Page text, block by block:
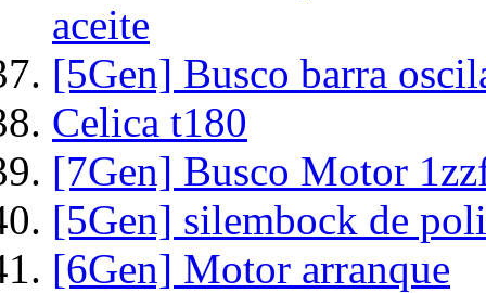
aceite
[5Gen] Busco barra
Celica t180
[7Gen] Busco Motor
[5Gen] silembock de
[6Gen] Motor arranque